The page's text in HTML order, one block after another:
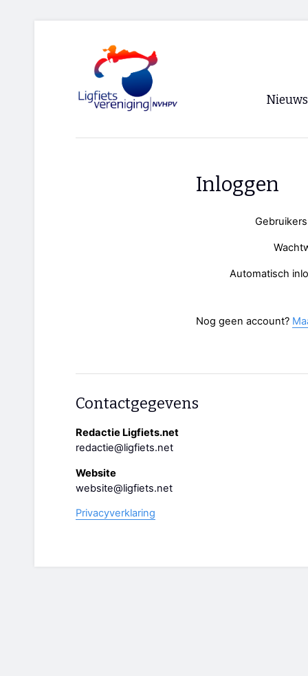
Nieuws
Inloggen
Automatisch
Nog geen account?
Contactgegevens
Redactie Ligfiets.net
redactie@ligfiets.net
Website
website@ligfiets.net
Privacyverklaring